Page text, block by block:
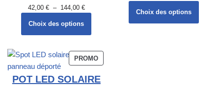
42,00 € – 144,00 €
Choix des options
Choix des options
PROMO
POT LED SOLAIRE